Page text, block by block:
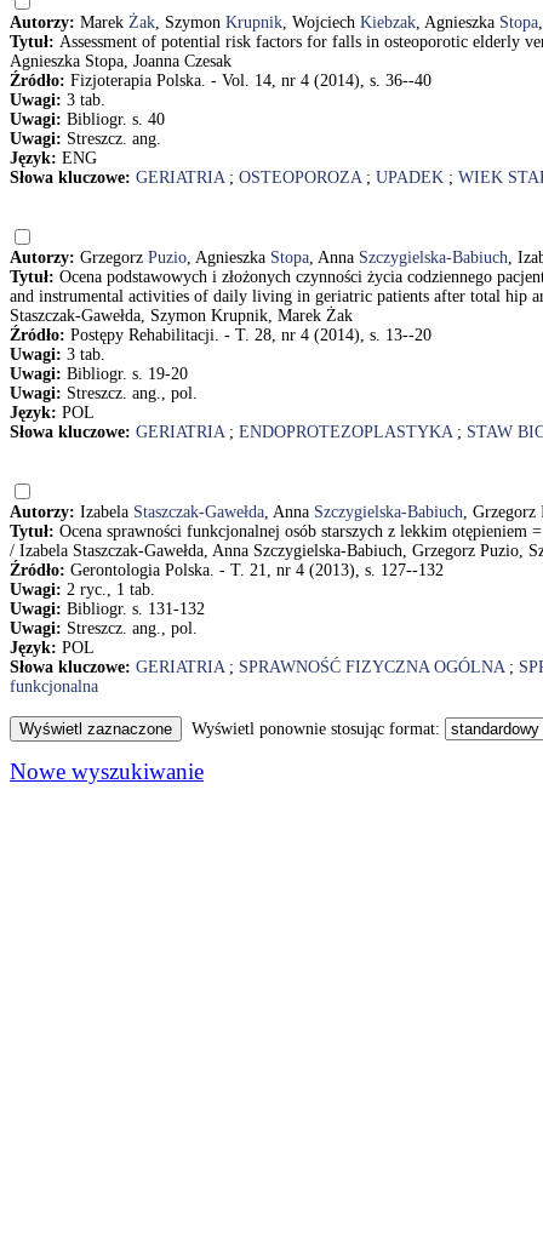
Autorzy: Marek Żak, Szymon Krupnik, Wojciech Kiebzak, Agnieszka Stopa
Tytuł: Assessment of potential risk factors for falls in osteoporotic elderly
Agnieszka Stopa, Joanna Czesak
Źródło: Fizjoterapia Polska. - Vol. 14, nr 4 (2014), s. 36--40
Uwagi: 3 tab.
Uwagi: Bibliogr. s. 40
Uwagi: Streszcz. ang.
Język: ENG
Słowa kluczowe: GERIATRIA; OSTEOPOROZA; UPADEK ; WIEK
Autorzy: Grzegorz Puzio, Agnieszka Stopa, Anna Szczygielska-Babiuch,
Tytuł: Ocena podstawowych i złożonych czynności życia codziennego
and instrumental activities of daily living in geriatric patients after total hip
Staszczak-Gawełda, Szymon Krupnik, Marek Żak
Źródło: Postępy Rehabilitacji. - T. 28, nr 4 (2014), s. 13--20
Uwagi: 3 tab.
Uwagi: Bibliogr. s. 19-20
Uwagi: Streszcz. ang., pol.
Język: POL
Słowa kluczowe: GERIATRIA; ENDOPROTEZOPLASTYKA; STAW
Autorzy: Izabela Staszczak-Gawełda, Anna Szczygielska-Babiuch, Grzegorz
Tytuł: Ocena sprawności funkcjonalnej osób starszych z lekkim otępieniem
/ Izabela Staszczak-Gawełda, Anna Szczygielska-Babiuch, Grzegorz Puzio,
Źródło: Gerontologia Polska. - T. 21, nr 4 (2013), s. 127--132
Uwagi: 2 ryc., 1 tab.
Uwagi: Bibliogr. s. 131-132
Uwagi: Streszcz. ang., pol.
Język: POL
Słowa kluczowe: GERIATRIA; SPRAWNOŚĆ FIZYCZNA OGÓLNA;
funkcjonalna
Wyświetl ponownie stosując format:
Nowe wyszukiwanie